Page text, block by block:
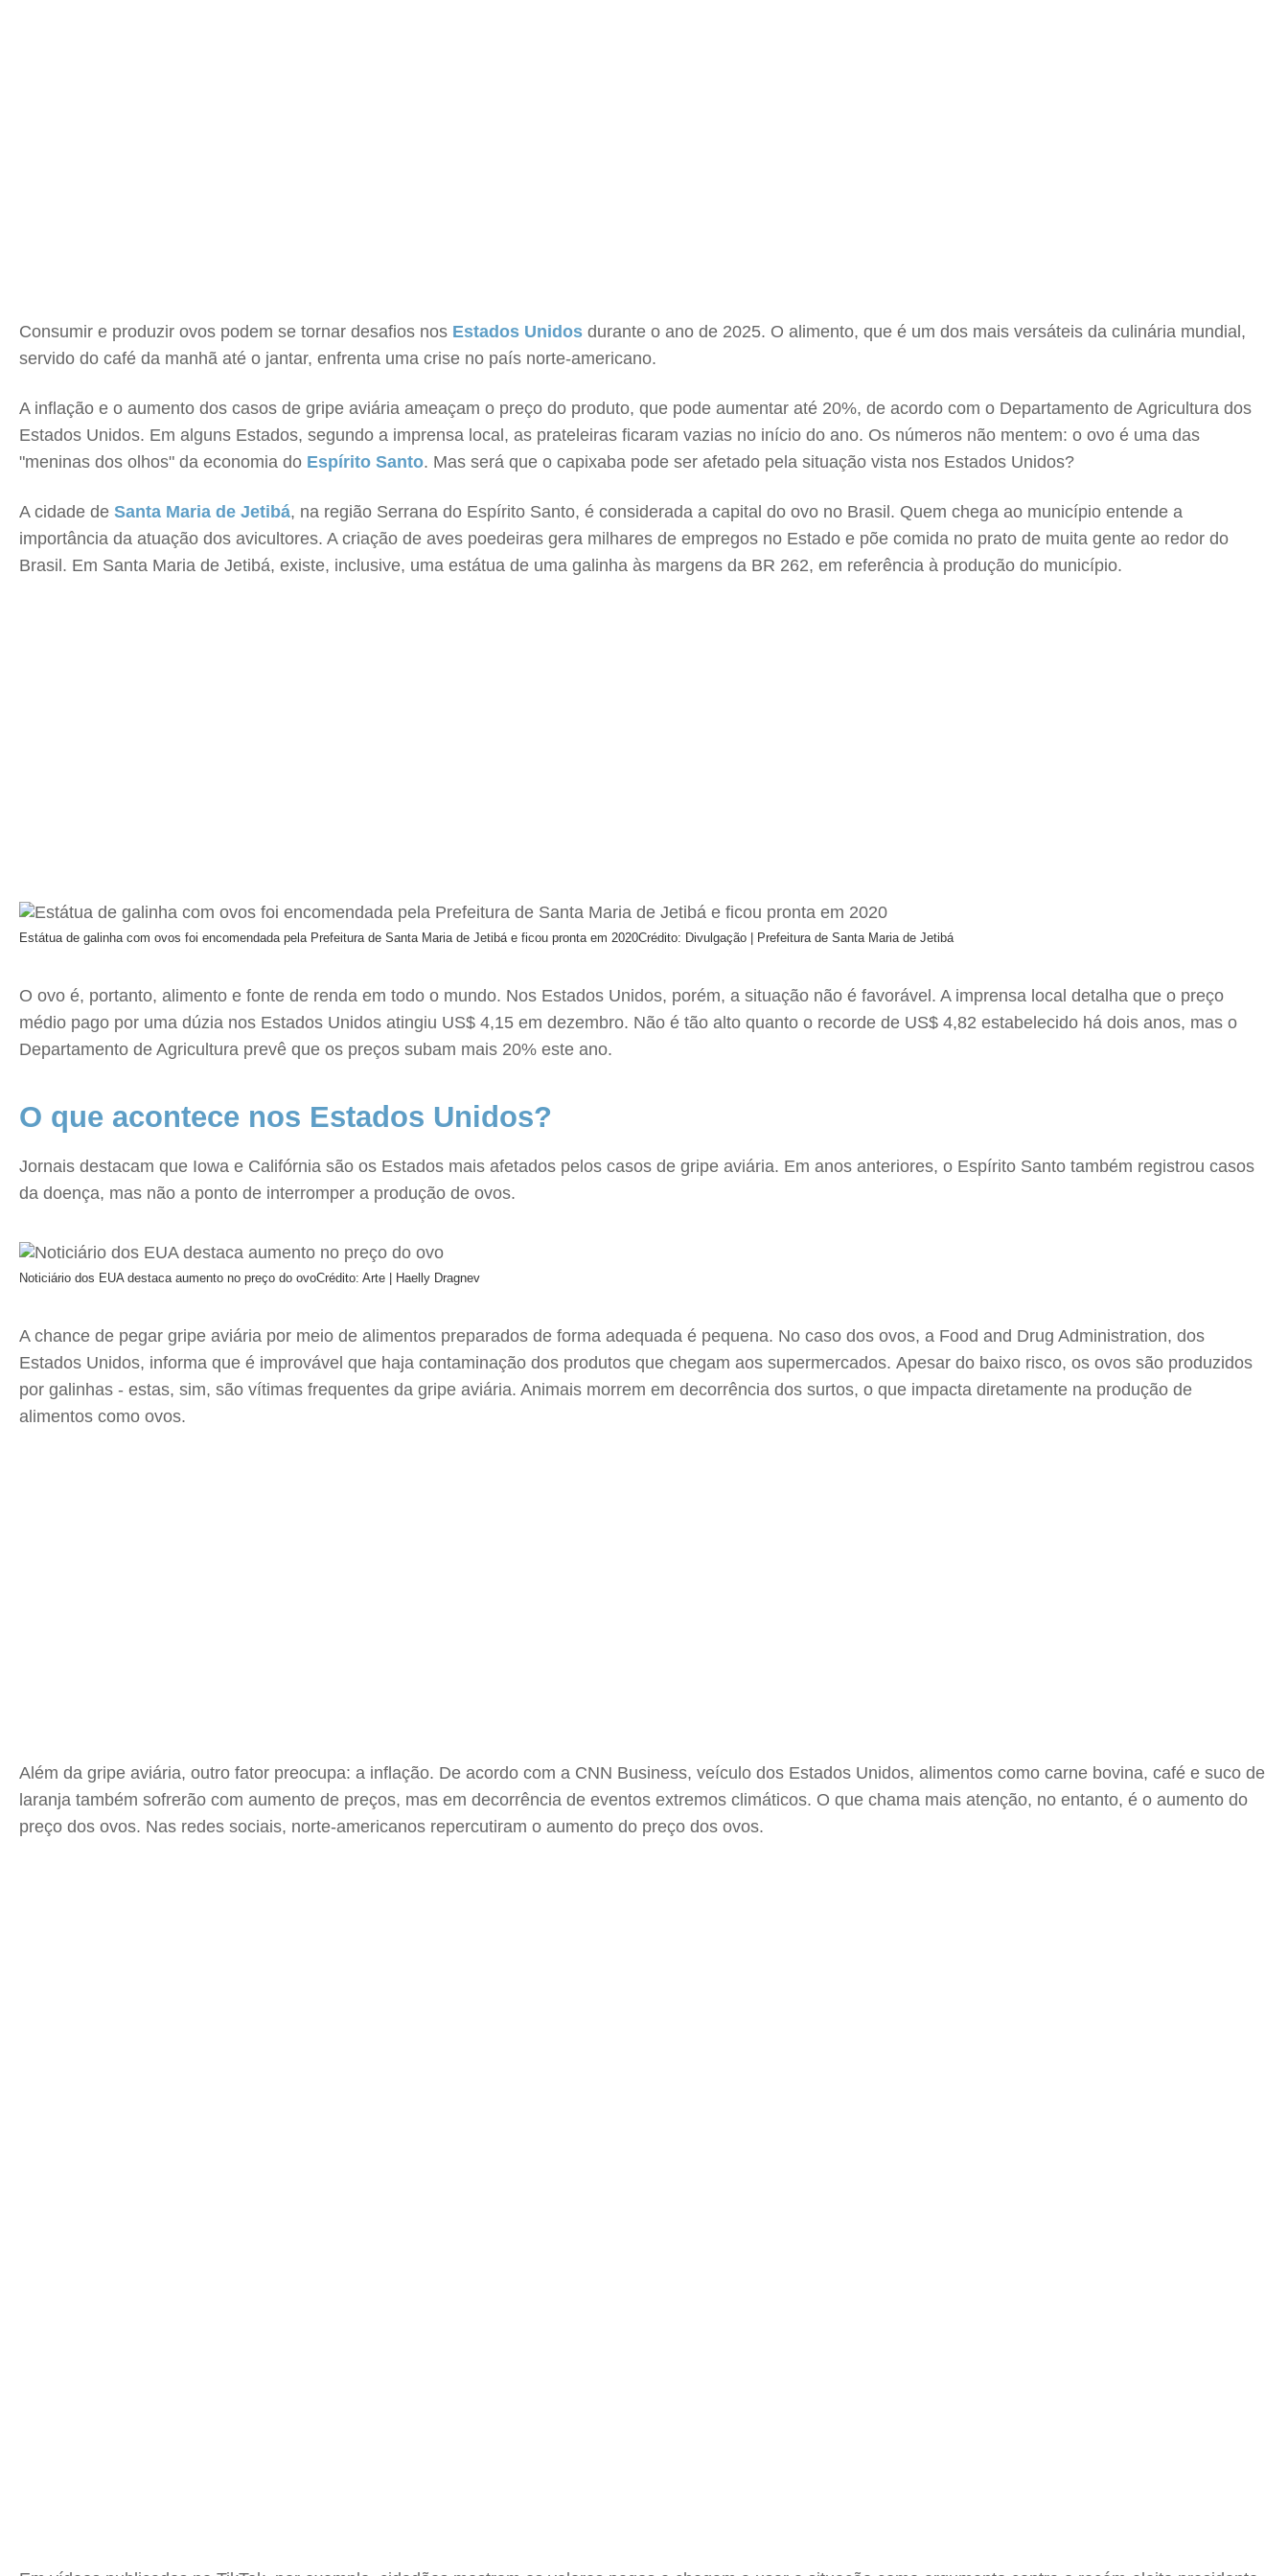
Consumir e produzir ovos podem se tornar desafios nos Estados Unidos durante o ano de 2025. O alimento, que é um dos mais versáteis da culinária mundial,
servido do café da manhã até o jantar, enfrenta uma crise no país norte-americano.
A inflação e o aumento dos casos de gripe aviária ameaçam o preço do produto, que pode aumentar até 20%, de acordo com o Departamento de Agricultura dos
Estados Unidos. Em alguns Estados, segundo a imprensa local, as prateleiras ficaram vazias no início do ano. Os números não mentem: o ovo é uma das
"meninas dos olhos" da economia do Espírito Santo. Mas será que o capixaba pode ser afetado pela situação vista nos Estados Unidos?
A cidade de Santa Maria de Jetibá, na região Serrana do Espírito Santo, é considerada a capital do ovo no Brasil. Quem chega ao município entende a
importância da atuação dos avicultores. A criação de aves poedeiras gera milhares de empregos no Estado e põe comida no prato de muita gente ao redor do
Brasil. Em Santa Maria de Jetibá, existe, inclusive, uma estátua de uma galinha às margens da BR 262, em referência à produção do município.
Estátua de galinha com ovos foi encomendada pela Prefeitura de Santa Maria de Jetibá e ficou pronta em 2020Crédito: Divulgação | Prefeitura de Santa Maria de Jetibá
O ovo é, portanto, alimento e fonte de renda em todo o mundo. Nos Estados Unidos, porém, a situação não é favorável. A imprensa local detalha que o preço
médio pago por uma dúzia nos Estados Unidos atingiu US$ 4,15 em dezembro. Não é tão alto quanto o recorde de US$ 4,82 estabelecido há dois anos, mas o
Departamento de Agricultura prevê que os preços subam mais 20% este ano.
O que acontece nos Estados Unidos?
Jornais destacam que Iowa e Califórnia são os Estados mais afetados pelos casos de gripe aviária. Em anos anteriores, o Espírito Santo também registrou casos
da doença, mas não a ponto de interromper a produção de ovos.
Noticiário dos EUA destaca aumento no preço do ovoCrédito: Arte | Haelly Dragnev
A chance de pegar gripe aviária por meio de alimentos preparados de forma adequada é pequena. No caso dos ovos, a Food and Drug Administration, dos
Estados Unidos, informa que é improvável que haja contaminação dos produtos que chegam aos supermercados. Apesar do baixo risco, os ovos são produzidos
por galinhas - estas, sim, são vítimas frequentes da gripe aviária. Animais morrem em decorrência dos surtos, o que impacta diretamente na produção de
alimentos como ovos.
Além da gripe aviária, outro fator preocupa: a inflação. De acordo com a CNN Business, veículo dos Estados Unidos, alimentos como carne bovina, café e suco de
laranja também sofrerão com aumento de preços, mas em decorrência de eventos extremos climáticos. O que chama mais atenção, no entanto, é o aumento do
preço dos ovos. Nas redes sociais, norte-americanos repercutiram o aumento do preço dos ovos.